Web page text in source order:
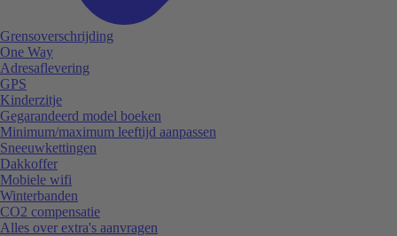
Grensoverschrijding
One Way
Adresaflevering
GPS
Kinderzitje
Gegarandeerd model boeken
Minimum/maximum leeftijd aanpassen
Sneeuwkettingen
Dakkoffer
Mobiele wifi
Winterbanden
CO2 compensatie
Alles over extra's aanvragen